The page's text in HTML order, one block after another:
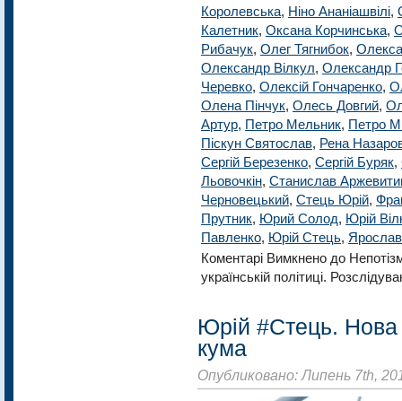
Королевська, Ніно Ананіашвілі,
Калетник, Оксана Корчинська,
Рибачук, Олег Тягнибок,
Олександр Вілкул, Олександр
Черевко, Олексій Гончаренко,
Олена Пінчук, Олесь Довгий,
Артур, Петро Мельник, Петро
Піскун Святослав, Рена
Сергій Березенко, Сергій Буряк,
Льовочкін, Станислав
Черновецький, Стець Юрій,
Прутник, Юрий Солод, Юрій
Павленко, Юрій Стець,
Коментарі Вимкнено до
українській політиці.
Юрій #Стець. Нова
кума
Опубликовано: Липень 7th,